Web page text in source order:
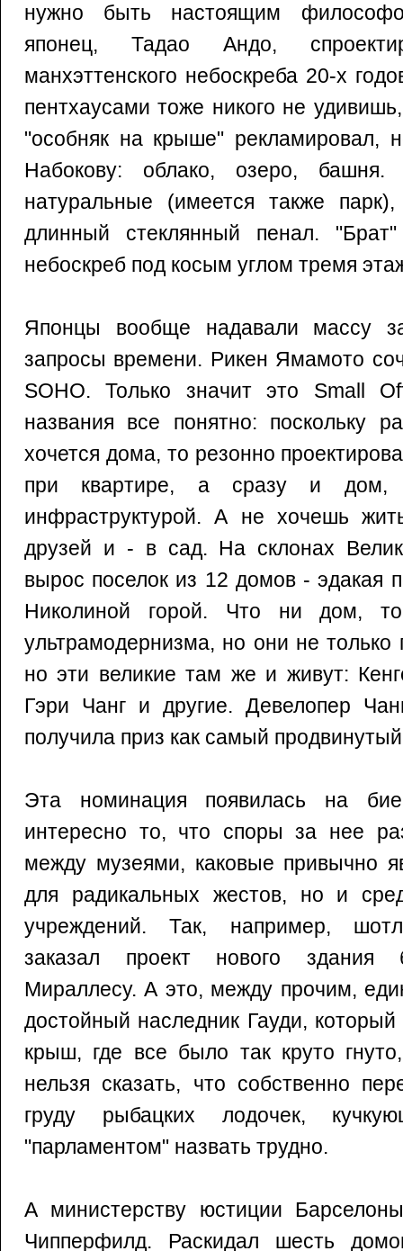
нужно быть настоящим
японец, Тадао Андо,
манхэттенского небоскреба 20-х
пентхаусами тоже никого не
"особняк на крыше" рекламировал,
Набокову: облако, озеро,
натуральные (имеется также
длинный стеклянный пенал.
небоскреб под косым углом тремя
Японцы вообще надавали массу
запросы времени. Рикен Ямамото
SOHO. Только значит это Small
названия все понятно: поскольку
хочется дома, то резонно
при квартире, а сразу и
инфраструктурой. А не хочешь
друзей и - в сад. На склонах
вырос поселок из 12 домов - эдакая
Николиной горой. Что ни дом, то
ультрамодернизма, но они не только
но эти великие там же и живут:
Гэри Чанг и другие. Девелопер
получила приз как самый
Эта номинация появилась на
интересно то, что споры за нее
между музеями, каковые привычно
для радикальных жестов, но и
учреждений. Так, например,
заказал проект нового здания
Мираллесу. А это, между прочим,
достойный наследник Гауди,
крыш, где все было так круто
нельзя сказать, что собственно
груду рыбацких лодочек,
"парламентом" назвать трудно.
А министерству юстиции
Чипперфилд. Раскидал шесть